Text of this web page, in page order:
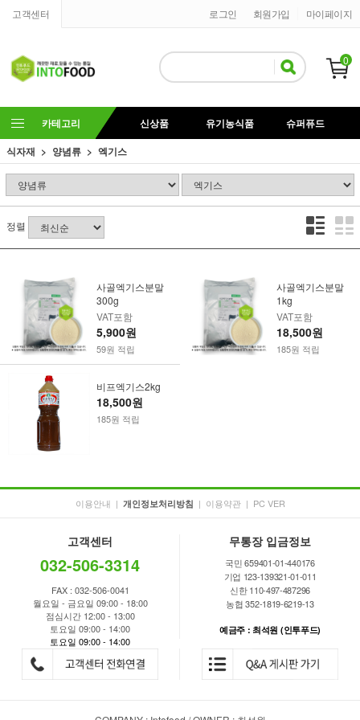
고객센터 마이페이지
회원가입
로그인
0
카테고리 신상품 유기농식품
슈퍼퓨드
식자재
양념류 엑기스
정렬
사골엑기스분말
300g
VAT포함
5,900원
59원 적립
사골엑기스분말
1kg
VAT포함
18,500원
185원 적립
비프엑기스2kg
18,500원
185원 적립
이용안내 | 개인정보처리방침 | 이용약관 | PC VER
고객센터
032-506-3314
FAX : 032-506-0041
월요일 - 금요일 09:00 - 18:00
점심시간 12:00 - 13:00
토요일 09:00 - 14:00
토요일 09:00 - 14:00
무통장 입금정보
국민 659401-01-440176
기업 123-139321-01-011
신한 110-497-487296
농협 352-1819-6219-13
예금주 : 최석원 (인투푸드)